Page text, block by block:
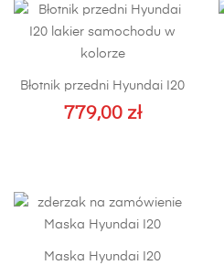
Błotnik przedni Hyundai I20
779,00 zł
wiele
wariantów.
Maska Hyundai I20